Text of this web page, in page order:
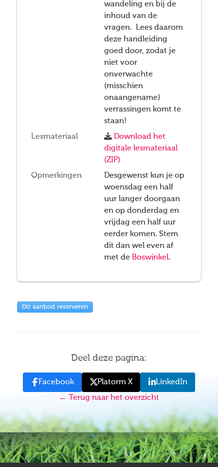
wandeling en bij de
inhoud van de
vragen. Lees daarom
deze handleiding
goed door, zodat je
niet voor
onverwachte
(misschien
onaangename)
verrassingen komt te
staan!
Lesmateriaal
Download het
digitale lesmateriaal
(ZIP)
Opmerkingen
Desgewenst kun je op
woensdag een half
uur langer doorgaan
en op donderdag en
vrijdag een half uur
eerder komen. Stem
dit dan wel even af
met de Boswinkel.
Dit aanbod reserveren
Deel deze pagina:
Facebook Platorm X
LinkedIn
← Terug naar het overzicht